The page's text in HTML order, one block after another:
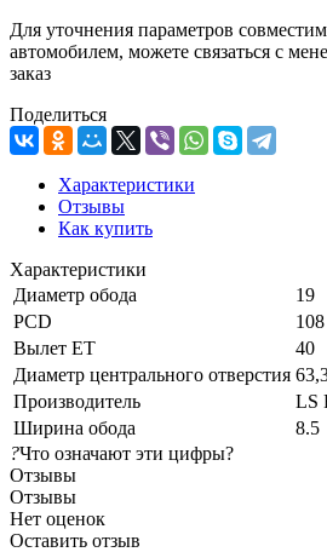
Для уточнения параметров
автомобилем, можете связаться с
заказ
Поделиться
Характеристики
Отзывы
Как купить
Характеристики
Диаметр обода
19
PCD
108
Вылет ET
40
Диаметр центрального отверстия
Производитель
LS
Ширина обода
8.5
?Что означают эти цифры?
Отзывы
Отзывы
Нет оценок
Оставить отзыв